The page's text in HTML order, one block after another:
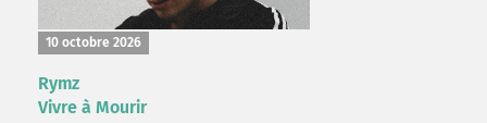
10 octobre 2026
Rymz
Vivre à Mourir